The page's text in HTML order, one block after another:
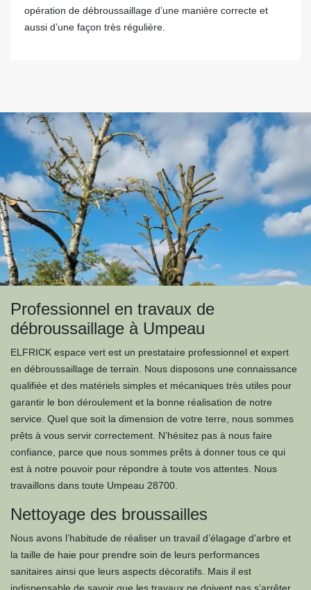
opération de débroussaillage d’une manière correcte et
aussi d’une façon très régulière.
Professionnel en travaux de
débroussaillage à Umpeau
ELFRICK espace vert est un prestataire professionnel et expert
en débroussaillage de terrain. Nous disposons une connaissance
qualifiée et des matériels simples et mécaniques très utiles pour
garantir le bon déroulement et la bonne réalisation de notre
service. Quel que soit la dimension de votre terre, nous sommes
prêts à vous servir correctement. N’hésitez pas à nous faire
confiance, parce que nous sommes prêts à donner tous ce qui
est à notre pouvoir pour répondre à toute vos attentes. Nous
travaillons dans toute Umpeau 28700.
Nettoyage des broussailles
Nous avons l’habitude de réaliser un travail d’élagage d’arbre et
la taille de haie pour prendre soin de leurs performances
sanitaires ainsi que leurs aspects décoratifs. Mais il est